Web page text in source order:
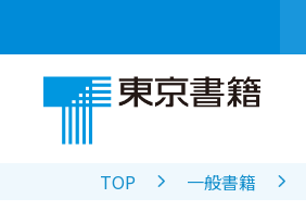
TOP 一般書籍